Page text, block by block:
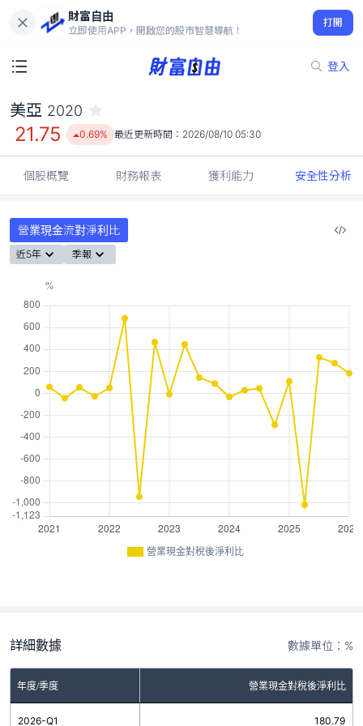
財富自由
立即使用APP，開啟您的股市智慧導航！
打開
登入
21.75
0.69%
美亞 2020
21.75 0.69% 最近更新時間： 2026/08/10 05:30
個股概覽 財務報表 獲利能力 安全性分析
營業現金流對淨利比
近5年 季報
營業現金對稅後淨利比
詳細數據 數據單位：%
年度/季度 營業現金對稅後淨利比
2026-Q1 180.79